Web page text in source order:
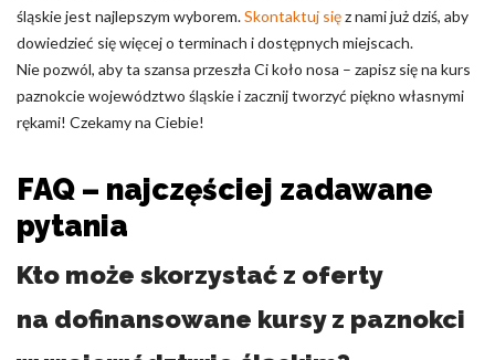
śląskie jest najlepszym wyborem.Skontaktuj sięz nami już dziś, aby
dowiedzieć się więcej o terminach i dostępnych miejscach.
Nie pozwól, aby ta szansa przeszła Ci koło nosa – zapisz się na kurs
paznokcie województwo śląskie i zacznij tworzyć piękno własnymi
rękami! Czekamy na Ciebie!
FAQ – najczęściej zadawane
pytania
Kto może skorzystać z oferty
na dofinansowane kursy z paznokci